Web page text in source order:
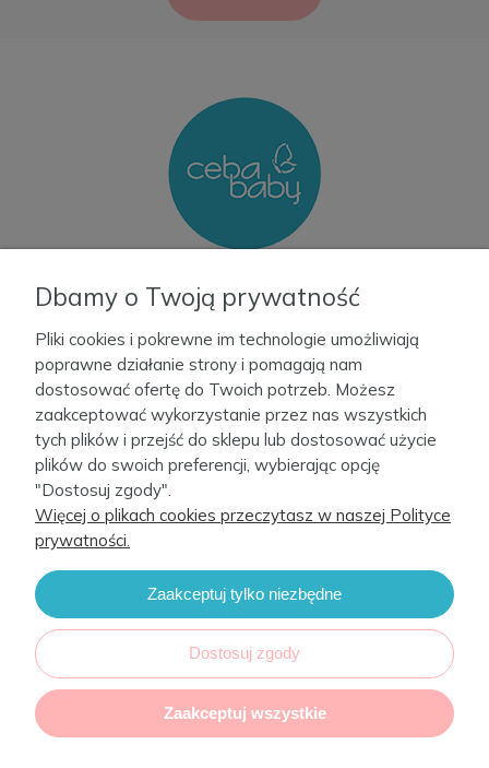
Informacje
Moje konto
Firma
CebaBaby 2022. Sklep internetowy Shoper. Realizacja i wsparcie:
Dbamy o Twoją prywatność
Pliki cookies i pokrewne im technologie umożliwiają
poprawne działanie strony i pomagają nam
dostosować ofertę do Twoich potrzeb. Możesz
zaakceptować wykorzystanie przez nas wszystkich
tych plików i przejść do sklepu lub dostosować użycie
plików do swoich preferencji, wybierając opcję
"Dostosuj zgody".
Więcej o plikach cookies przeczytasz w naszej Polityce
prywatności.
Zaakceptuj tylko niezbędne
Dostosuj zgody
Zaakceptuj wszystkie